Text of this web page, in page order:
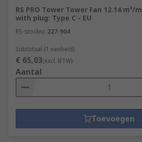
RS PRO Tower Tower Fan 12.14 m³/
with plug: Type C - EU
RS-stocknr. 227-904
Subtotaal (1 eenheid)
€ 65,03(excl. BTW)
Aantal
Toevoegen